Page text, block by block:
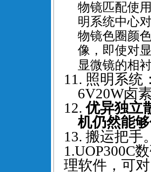
物镜匹配使
明系统中心
物镜色圈颜
像，即使对
显微镜的相
11. 照明系统
6V20W卤
12.优异独立
机仍然能
13. 搬运把手
1.UOP300C
理软件，可